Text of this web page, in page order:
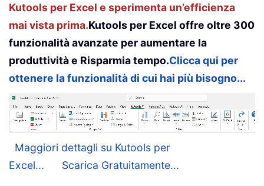
Kutools per Excel e sperimenta un’efficienza
mai vista prima.Kutools per Excel offre oltre 300
funzionalità avanzate per aumentare la
produttività e Risparmia tempo.Clicca qui per
ottenere la funzionalità di cui hai più bisogno...
Maggiori dettagli su Kutools per
Excel...
Scarica Gratuitamente...